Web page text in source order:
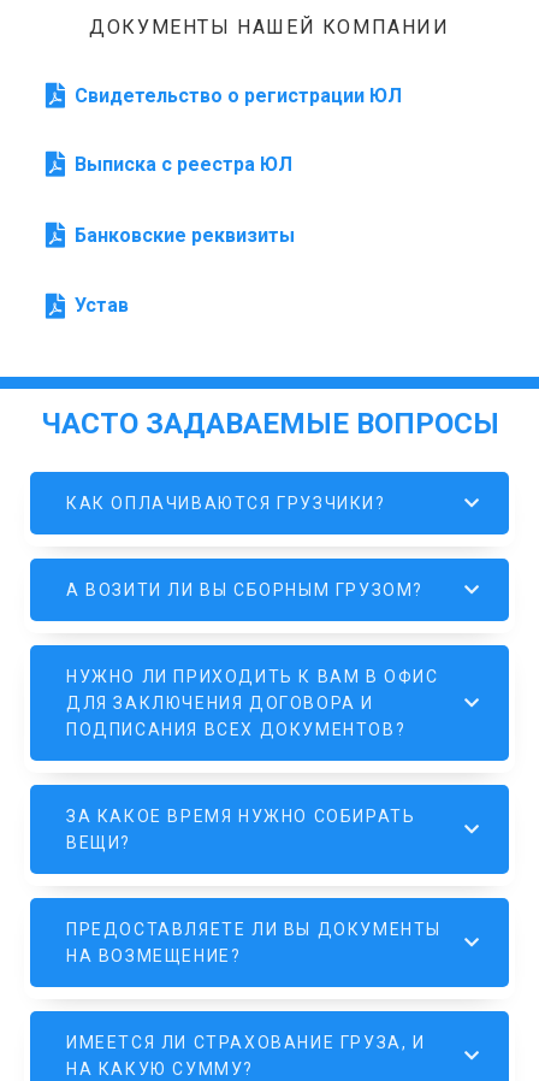
ДОКУМЕНТЫ НАШЕЙ КОМПАНИИ
Свидетельство о регистрации ЮЛ
Выписка с реестра ЮЛ
Банковские реквизиты
Устав
ЧАСТО ЗАДАВАЕМЫЕ ВОПРОСЫ
КАК ОПЛАЧИВАЮТСЯ ГРУЗЧИКИ?
А ВОЗИТИ ЛИ ВЫ СБОРНЫМ ГРУЗОМ?
НУЖНО ЛИ ПРИХОДИТЬ К ВАМ В ОФИС
ДЛЯ ЗАКЛЮЧЕНИЯ ДОГОВОРА И
ПОДПИСАНИЯ ВСЕХ ДОКУМЕНТОВ?
ЗА КАКОЕ ВРЕМЯ НУЖНО СОБИРАТЬ
ВЕЩИ?
ПРЕДОСТАВЛЯЕТЕ ЛИ ВЫ ДОКУМЕНТЫ
НА ВОЗМЕЩЕНИЕ?
ИМЕЕТСЯ ЛИ СТРАХОВАНИЕ ГРУЗА, И
НА КАКУЮ СУММУ?